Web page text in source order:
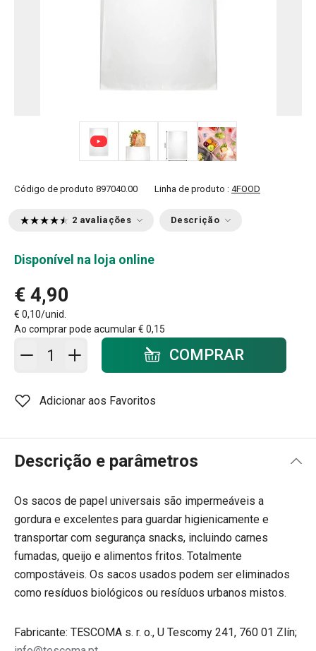
Código de produto 897040.00 Linha de produto : 4FOOD
2 avaliações Descrição
Disponível na loja online
€ 4,90
€ 0,10/unid.
Ao comprar pode acumular€ 0,15
Adicionar ao carrinho - quantidadeCOMPRAR
Adicionar aos Favoritos
Descrição e parâmetros
Os sacos de papel universais são impermeáveis a
gordura e excelentes para guardar higienicamente e
transportar com segurança snacks, incluindo carnes
fumadas, queijo e alimentos fritos. Totalmente
compostáveis. Os sacos usados ​​podem ser eliminados
como resíduos biológicos ou resíduos urbanos mistos.
Fabricante: TESCOMA s. r. o., U Tescomy 241, 760 01 Zlín;